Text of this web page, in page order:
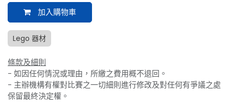
加入購物車
Lego 器材
條款及細則
- 如因任何情況或理由，所繳之費用概不退回。
- 主辦機構有權對比賽之一切細則進行修改及對任何有爭議之處
保留最終決定權。